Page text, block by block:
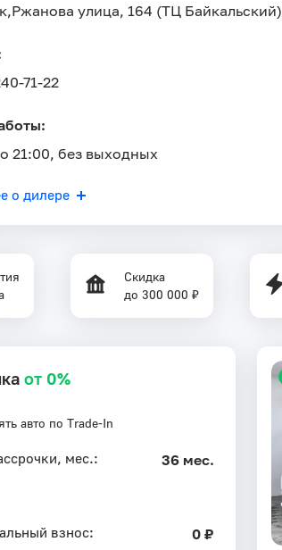
Ржанова улица, 164 (ТЦ Байкальский)
71-22
21:00, без выходных
о дилере
Скидка
до 300 000 ₽
от 0%
авто по Trade-In
мес.: 36 мес.
взнос: 0 ₽